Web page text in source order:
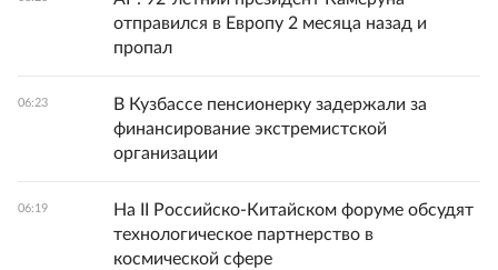
отправился в Европу 2 месяца назад и
пропал
06:23
В Кузбассе пенсионерку задержали за
финансирование экстремистской
организации
06:19
На II Российско-Китайском форуме обсудят
технологическое партнерство в
космической сфере